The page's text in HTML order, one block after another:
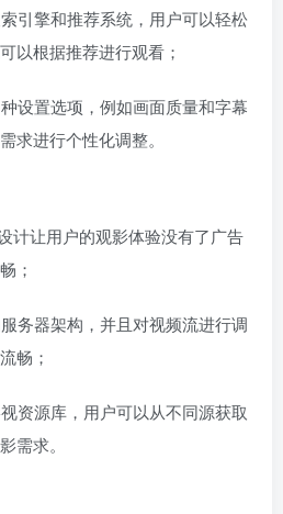
引擎和推荐系统，用户可以轻松
以根据推荐进行观看；
设置选项，例如画面质量和字幕
求进行个性化调整。
计让用户的观影体验没有了广告
；
务器架构，并且对视频流进行调
畅；
资源库，用户可以从不同源获取
需求。